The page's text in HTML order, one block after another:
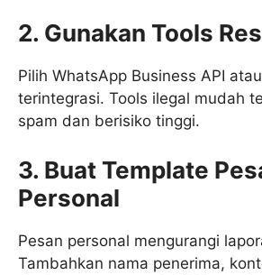
2. Gunakan Tools
Pilih WhatsApp Business API
terintegrasi. Tools ilegal mudah
spam dan berisiko tinggi.
3. Buat Template
Personal
Pesan personal mengurangi
Tambahkan nama penerima,